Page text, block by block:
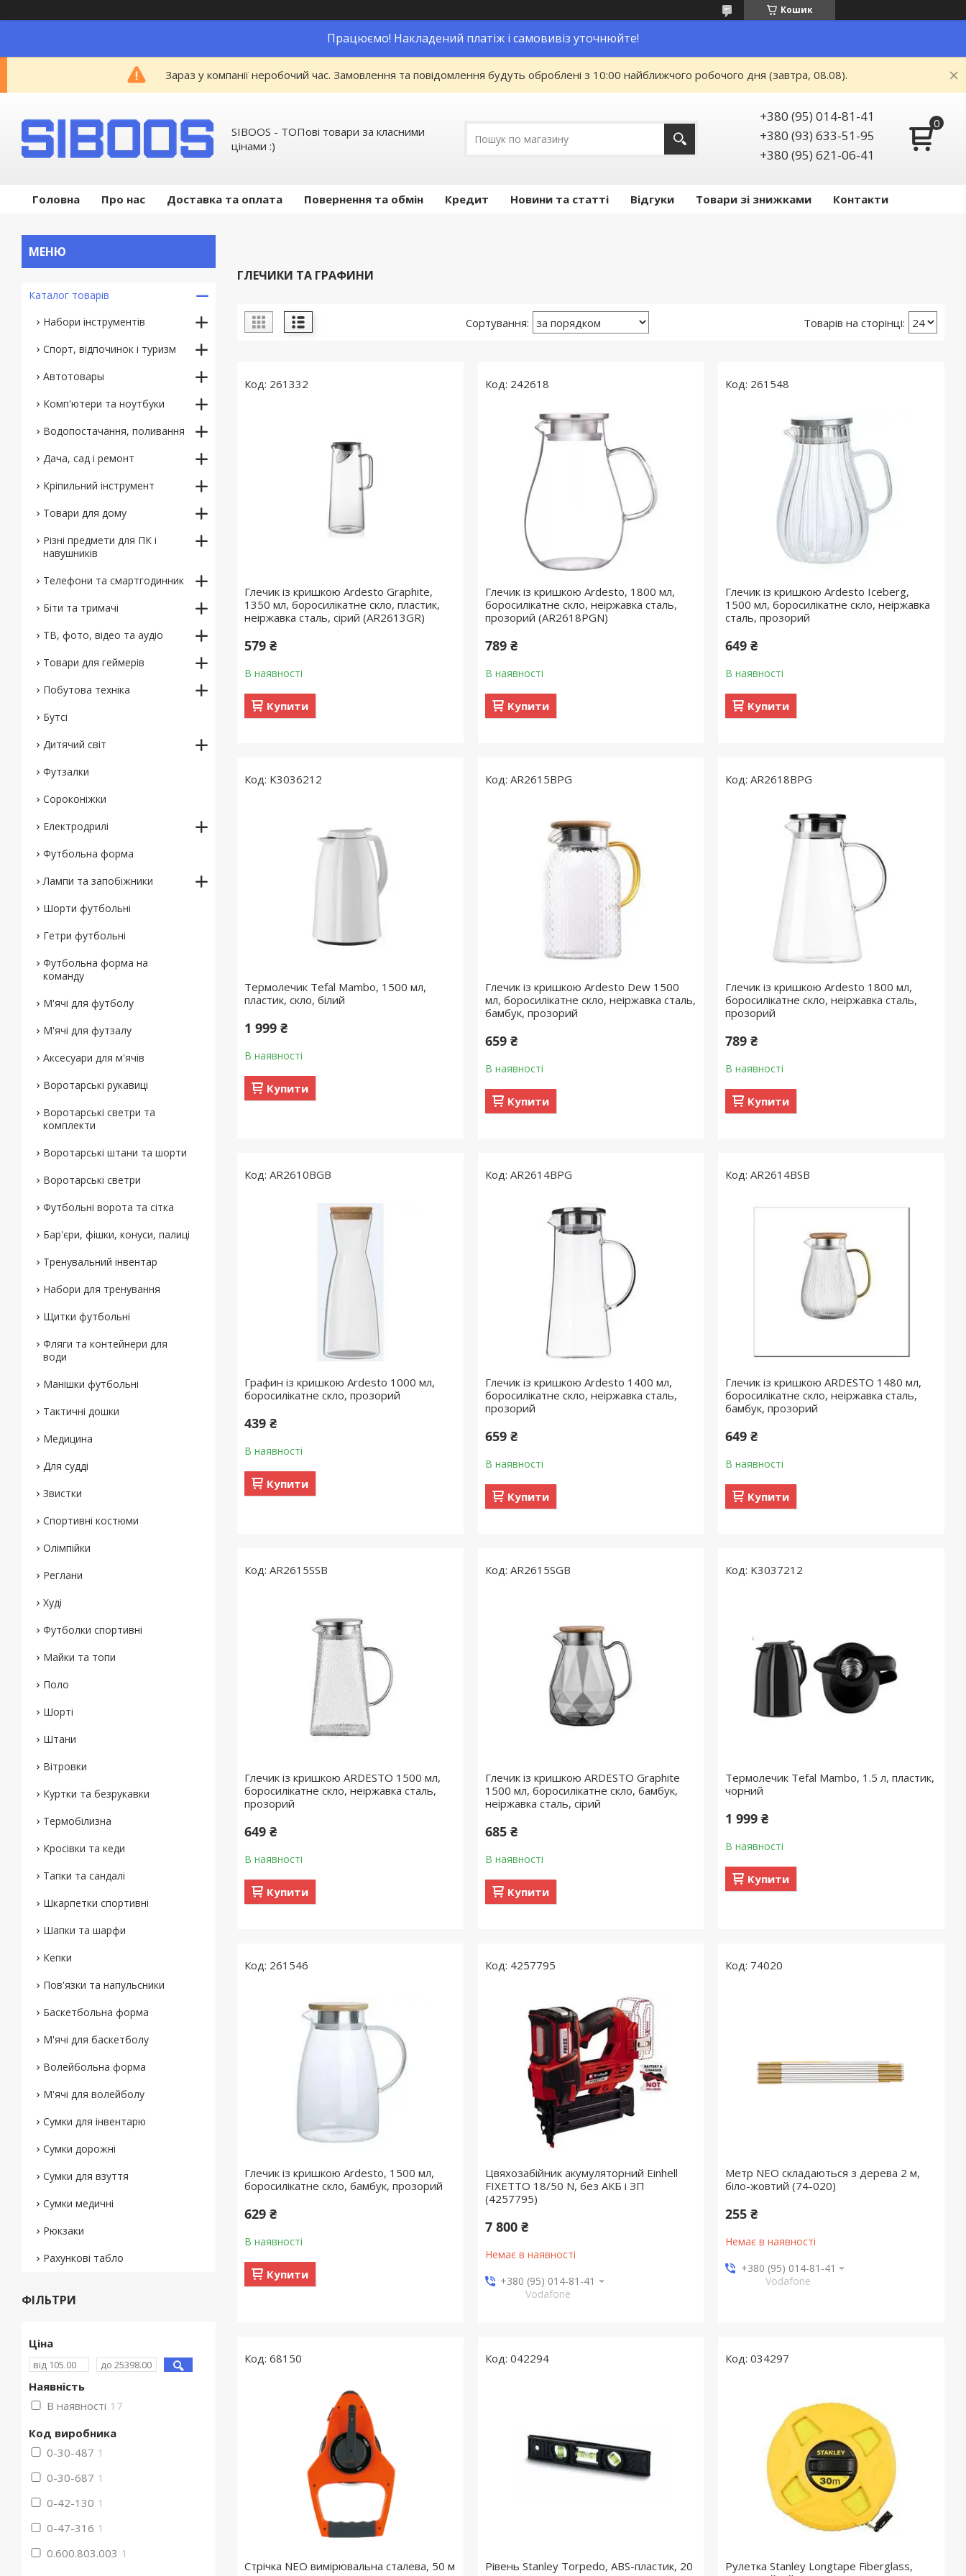
Кошик
Працюємо! Накладений платіж і самовивіз уточнюйте!
Зараз у компанії неробочий час. Замовлення та повідомлення будуть оброблені з 10:00 найближчого робочого дня (завтра, 08.08).
SIBOOS - ТОПові товари за класними
цінами :)
+380 (95) 014-81-41
+380 (93) 633-51-95
+380 (95) 621-06-41
Головна Про нас Доставка та оплата Повернення та обмін Кредит Новини та статті Відгуки Товари зі знижками Контакти
ГЛЕЧИКИ ТА ГРАФИНИ
261332
Глечик із кришкою Ardesto Graphite,
1350 мл, боросилікатне скло, пластик,
неіржавка сталь, сірий (AR2613GR)
579 ₴
В наявності
Купити
242618
Глечик із кришкою Ardesto, 1800 мл,
боросилікатне скло, неіржавка сталь,
прозорий (AR2618PGN)
789 ₴
В наявності
Купити
261548
Глечик із кришкою Ardesto Iceberg,
1500 мл, боросилікатне скло, неіржавка
сталь, прозорий
649 ₴
В наявності
Купити
K3036212
Термолечик Tefal Mambo, 1500 мл,
пластик, скло, білий
1 999 ₴
В наявності
Купити
AR2615BPG
Глечик із кришкою Ardesto Dew 1500
мл, боросилікатне скло, неіржавка сталь,
бамбук, прозорий
659 ₴
В наявності
Купити
AR2618BPG
Глечик із кришкою Ardesto 1800 мл,
боросилікатне скло, неіржавка сталь,
прозорий
789 ₴
В наявності
Купити
AR2610BGB
Графин із кришкою Ardesto 1000 мл,
боросилікатне скло, прозорий
439 ₴
В наявності
Купити
AR2614BPG
Глечик із кришкою Ardesto 1400 мл,
боросилікатне скло, неіржавка сталь,
прозорий
659 ₴
В наявності
Купити
AR2614BSB
Глечик із кришкою ARDESTO 1480 мл,
боросилікатне скло, неіржавка сталь,
бамбук, прозорий
649 ₴
В наявності
Купити
AR2615SSB
Глечик із кришкою ARDESTO 1500 мл,
боросилікатне скло, неіржавка сталь,
прозорий
649 ₴
В наявності
Купити
AR2615SGB
Глечик із кришкою ARDESTO Graphite
1500 мл, боросилікатне скло, бамбук,
неіржавка сталь, сірий
685 ₴
В наявності
Купити
K3037212
Термолечик Tefal Mambo, 1.5 л, пластик,
чорний
1 999 ₴
В наявності
Купити
261546
Глечик із кришкою Ardesto, 1500 мл,
боросилікатне скло, бамбук, прозорий
629 ₴
В наявності
Купити
4257795
Цвяхозабійник акумуляторний Einhell
FIXETTO 18/50 N, без АКБ і ЗП
(4257795)
7 800 ₴
Немає в наявності
+380 (95) 014-81-41
Vodafone
74020
Метр NEO складаються з дерева 2 м,
біло-жовтий (74-020)
255 ₴
Немає в наявності
+380 (95) 014-81-41
Vodafone
68150
Стрічка NEO вимірювальна сталева, 50 м
042294
Рівень Stanley Torpedo, ABS-пластик, 20
034297
Рулетка Stanley Longtape Fiberglass,
Каталог товарів
Набори інструментів
Спорт, відпочинок і туризм
Автотовары
Комп'ютери та ноутбуки
Водопостачання, поливання
Дача, сад і ремонт
Кріпильний інструмент
Товари для дому
Різні предмети для ПК і
навушників
Телефони та смартгодинник
Біти та тримачі
ТВ, фото, відео та аудіо
Товари для геймерів
Побутова техніка
Бутсі
Дитячий світ
Футзалки
Сороконіжки
Електродрилі
Футбольна форма
Лампи та запобіжники
Шорти футбольні
Гетри футбольні
Футбольна форма на
команду
М'ячі для футболу
М'ячі для футзалу
Аксесуари для м'ячів
Воротарські рукавиці
Воротарські светри та
комплекти
Воротарські штани та шорти
Воротарські светри
Футбольні ворота та сітка
Бар'єри, фішки, конуси, палиці
Тренувальний інвентар
Набори для тренування
Щитки футбольні
Фляги та контейнери для
води
Манішки футбольні
Тактичні дошки
Медицина
Для судді
Звистки
Спортивні костюми
Олімпійки
Реглани
Худі
Футболки спортивні
Майки та топи
Поло
Шорті
Штани
Вітровки
Куртки та безрукавки
Термобілизна
Кросівки та кеди
Тапки та сандалі
Шкарпетки спортивні
Шапки та шарфи
Кепки
Пов'язки та напульсники
Баскетбольна форма
М'ячі для баскетболу
Волейбольна форма
М'ячі для волейболу
Сумки для інвентарю
Сумки дорожні
Сумки для взуття
Сумки медичні
Рюкзаки
Рахункові табло
ФІЛЬТРИ
Ціна
Наявність
В наявності 17
Код виробника
0-30-487 1
0-30-687 1
0-42-130 1
0-47-316 1
0.600.803.003 1